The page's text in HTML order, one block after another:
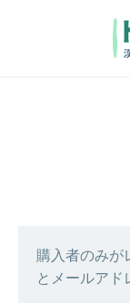
購入者のみが
とメールアド